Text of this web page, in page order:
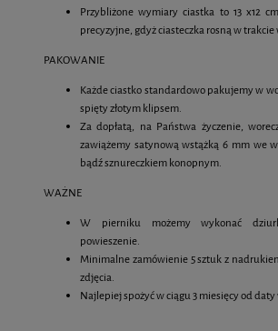
Przybliżone wymiary ciastka to 13 x12
precyzyjne, gdyż ciasteczka rosną w
PAKOWANIE
Każde ciastko standardowo pakujemy w
spięty złotym klipsem.
Za dopłatą, na Państwa życzenie,
zawiążemy satynową wstążką 6 mm we
bądź sznureczkiem konopnym.
WAŻNE
W pierniku możemy wykonać
powieszenie.
Minimalne zamówienie 5 sztuk z
zdjęcia.
Najlepiej spożyć w ciągu 3 miesięcy od daty